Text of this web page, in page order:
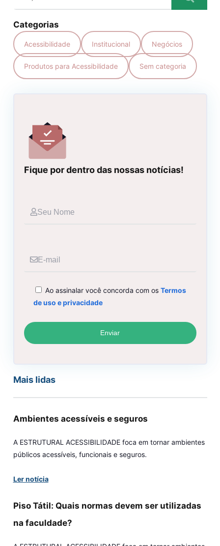
Categorias
Acessibilidade Institucional Negócios
Produtos para Acessibilidade Sem categoria
Fique por dentro das nossas notícias!
Nome
Ao assinalar você concorda com os Termos
de uso e privacidade
Mais lidas
Ambientes acessíveis e seguros
A ESTRUTURAL ACESSIBILIDADE foca em tornar ambientes
públicos acessíveis, funcionais e seguros.
Ler notícia
Piso Tátil: Quais normas devem ser utilizadas
na faculdade?